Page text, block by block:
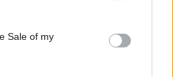
Sus preferencias se aplicarán
de nuevo en este sitio web o
privacidad.
Sale of my